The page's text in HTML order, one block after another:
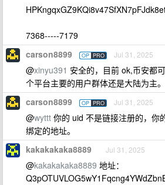
7368-----7179
carson8899 OP PRO Jul 31, 2025
@xinyu391 安全的，目前 ok,币安都
个平台主要的用户群体还是大陆为主。
carson8899 OP PRO Jul 31, 2025
@wyttt 你的 uid 不是链接注册的，你
绑定的地址。
kakakakaka8889 Jul 31, 2025
@kakakakaka8889 地址：